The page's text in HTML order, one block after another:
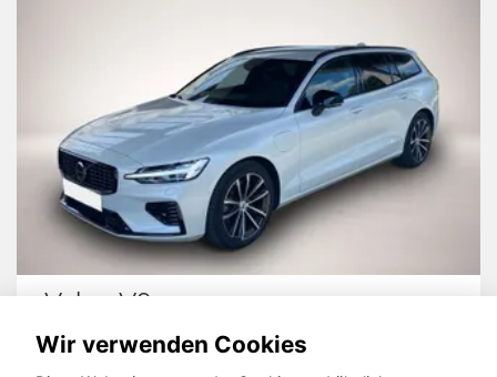
Volvo V60
Wir verwenden Cookies